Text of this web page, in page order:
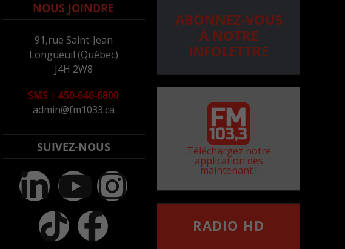
NOUS JOINDRE
91,rue Saint-Jean
Longueuil (Québec)
J4H 2W8
SMS | 450-646-6800
admin@fm1033.ca
SUIVEZ-NOUS
ABONNEZ-VOUS
À NOTRE
INFOLETTRE
Téléchargez notre
application dès
maintenant !
RADIO HD